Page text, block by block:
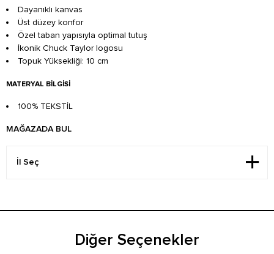
Dayanıklı kanvas
Üst düzey konfor
Özel taban yapısıyla optimal tutuş
İkonik Chuck Taylor logosu
Topuk Yüksekliği: 10 cm
MATERYAL BILGISI
100% TEKSTİL
MAĞAZADA BUL
Diğer Seçenekler